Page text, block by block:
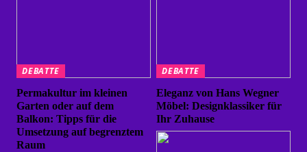
DEBATTE
Permakultur im kleinen
Garten oder auf dem
Balkon: Tipps für die
Umsetzung auf begrenztem
Raum
DEBATTE
Eleganz von Hans Wegner
Möbel: Designklassiker für
Ihr Zuhause